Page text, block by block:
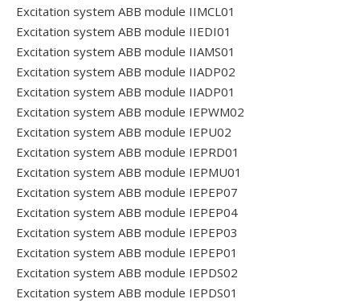
Excitation system ABB module IIMCL01
Excitation system ABB module IIEDI01
Excitation system ABB module IIAMS01
Excitation system ABB module IIADP02
Excitation system ABB module IIADP01
Excitation system ABB module IEPWM02
Excitation system ABB module IEPU02
Excitation system ABB module IEPRD01
Excitation system ABB module IEPMU01
Excitation system ABB module IEPEP07
Excitation system ABB module IEPEP04
Excitation system ABB module IEPEP03
Excitation system ABB module IEPEP01
Excitation system ABB module IEPDS02
Excitation system ABB module IEPDS01